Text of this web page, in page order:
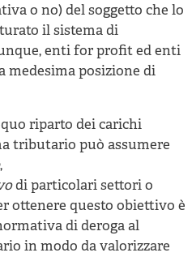
o no) del soggetto che lo
il sistema di
enti for profit ed enti
posizione di
riparto dei carichi
tributario può assumere
,
di particolari settori o
ottenere questo obiettivo è
di deroga al
in modo da valorizzare